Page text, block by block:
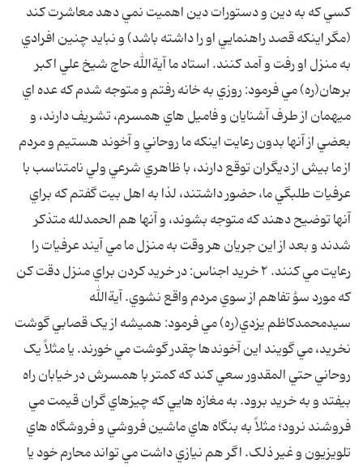
کسي که به دين و دستورات دين اهميت نمي دهد معاشرت کند
(مگر اينکه قصد راهنمايي او را داشته باشد) و نبايد چنين افرادي
به منزل او رفت و آمد کنند. استاد ما آيةالله حاج شيخ علي اکبر
برهان(ره) مي فرمود: روزي به خانه رفتم و متوجه شدم که عده اي
ميهمان از طرف آشنايان و فاميل هاي همسرم، تشريف دارند، و
بعضي از آنها بدون رعايت اينکه ما روحاني و آخوند هستيم و مردم
از ما بيش از ديگران توقع دارند، با ظاهري شرعي ولي نامتناسب با
عرفيات طلبگي ما، حضور داشتند، لذا به اهل بيت گفتم که براي
آنها توضيح دهند که متوجه بشوند، و آنها هم الحمدلله متذکر
شدند و بعد از اين جريان هر وقت به منزل ما مي آيند عرفيات را
رعايت مي کنند. ۲ خريد اجناس: در خريد کردن براي منزل دقت کن
که مورد سؤ تفاهم از سوي مردم واقع نشوي. آيةالله
سيدمحمدکاظم يزدي(ره) مي فرمود: هميشه از يک قصابي گوشت
نخريد، مي گويند اين آخوندها چقدر گوشت مي خورند. يا مثلاً يک
روحاني حتي المقدور سعي کند که کمتر با همسرش در خيابان راه
بيفتد و به خريد برود. به مغازه هايي که چيزهاي گران قيمت مي
فروشند نرود؛ مثلاً به بنگاه هاي ماشين فروشي و فروشگاه هاي
تلويزيون و غير ذلک. اگر هم نيازي داشت مي تواند محارم خود يا